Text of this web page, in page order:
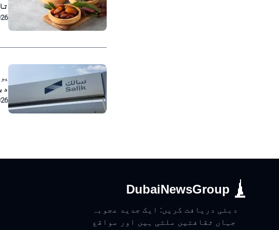
21
17
DubaiNewsGroup
دبئی دریافت کریں: ایک جدید عجوبہ
جہاں ثقافتیں ملتی ہیں اور مواقع